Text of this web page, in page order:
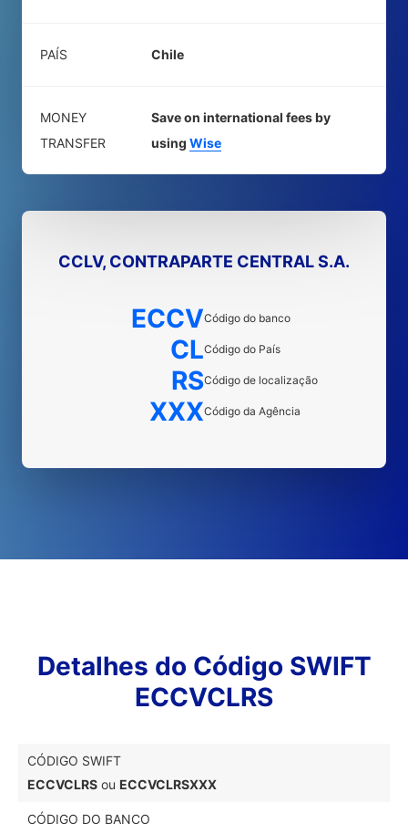
PAÍS Chile
MONEY
TRANSFER
Save on international fees by
using Wise
CCLV, CONTRAPARTE CENTRAL S.A.
ECCVCódigo do banco
CLCódigo do País
RSCódigo de localização
XXXCódigo da Agência
Detalhes do Código SWIFT
ECCVCLRS
CÓDIGO SWIFT
ECCVCLRS ou ECCVCLRSXXX
CÓDIGO DO BANCO